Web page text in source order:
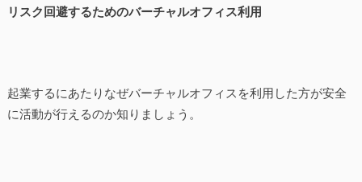
リスク回避するためのバーチャルオフィス利用
起業するにあたりなぜバーチャルオフィスを利用した方が安全
に活動が行えるのか知りましょう。